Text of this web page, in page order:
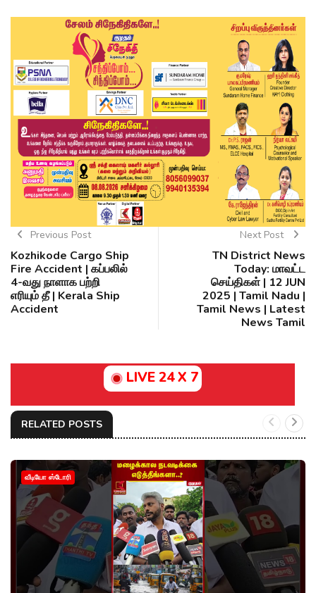
Previous Post
Kozhikode Cargo Ship
Fire Accident | கப்பலில்
4-வது நாளாக பற்றி
எரியும் தீ | Kerala Ship
Accident
Next Post
TN District News
Today: மாவட்ட
செய்திகள் | 12 JUN
2025 | Tamil Nadu |
Tamil News | Latest
News Tamil
LIVE 24 X 7
RELATED POSTS
வீடியோ ஸ்டோரி